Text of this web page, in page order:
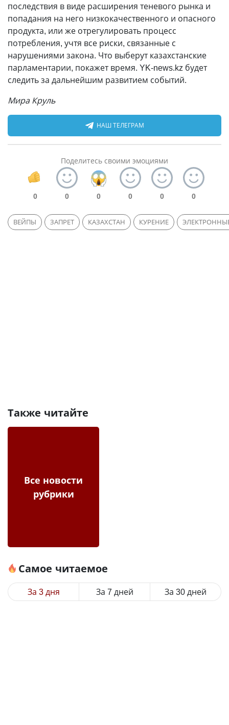
последствия в виде расширения теневого рынка и
попадания на него низкокачественного и опасного
продукта, или же отрегулировать процесс
потребления, учтя все риски, связанные с
нарушениями закона. Что выберут казахстанские
парламентарии, покажет время. YK-news.kz будет
следить за дальнейшим развитием событий.
Мира Круль
НАШ ТЕЛЕГРАМ
Поделитесь своими эмоциями
0 0 0 0 0 0
ВЕЙПЫ ЗАПРЕТ КАЗАХСТАН КУРЕНИЕ
Также читайте
Все новости
рубрики
Самое читаемое
За 3 дня За 7 дней За 30 дней